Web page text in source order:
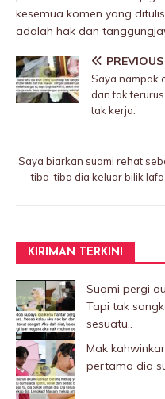
kesemua komen yang
adalah hak dan
PREVIOUS
Saya nampak
dan tak
tak kerja.’
Saya biarkan suami rehat
tiba-tiba dia keluar bilik
KIRIMAN TERKINI
Suami pergi
Tapi tak
sesuatu..
Mak
pertama dia